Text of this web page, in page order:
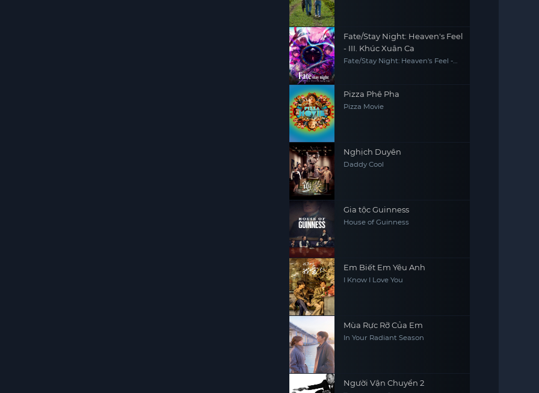
Fate/Stay Night: Heaven's Feel
- III. Khúc Xuân Ca
Fate/Stay Night: Heaven's Feel -
Pizza Phê Pha
Pizza Movie
Nghịch Duyên
Daddy Cool
Gia tộc Guinness
House of Guinness
Em Biết Em Yêu Anh
I Know I Love You
Mùa Rực Rỡ Của Em
In Your Radiant Season
Người Vận Chuyển 2